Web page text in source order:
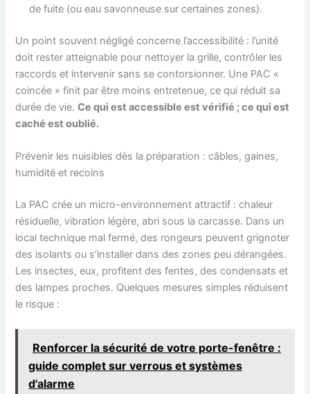
de fuite (ou eau savonneuse sur certaines zones).
Un point souvent négligé concerne l’accessibilité : l’unité
doit rester atteignable pour nettoyer la grille, contrôler les
raccords et intervenir sans se contorsionner. Une PAC «
coincée » finit par être moins entretenue, ce qui réduit sa
durée de vie.Ce qui est accessible est vérifié ; ce qui est
caché est oublié.
Prévenir les nuisibles dès la préparation : câbles, gaines,
humidité et recoins
La PAC crée un micro-environnement attractif : chaleur
résiduelle, vibration légère, abri sous la carcasse. Dans un
local technique mal fermé, des rongeurs peuvent grignoter
des isolants ou s’installer dans des zones peu dérangées.
Les insectes, eux, profitent des fentes, des condensats et
des lampes proches. Quelques mesures simples réduisent
le risque :
Renforcer la sécurité de votre porte-fenêtre :
guide complet sur verrous et systèmes
d'alarme